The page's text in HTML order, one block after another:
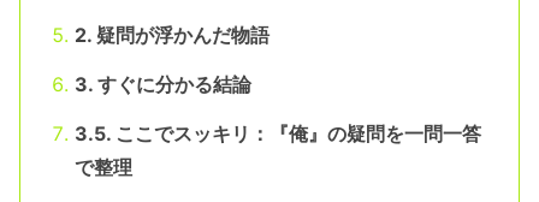
2. 疑問が浮かんだ物語
3. すぐに分かる結論
3.5. ここでスッキリ：『俺』の疑問を一問一答
で整理